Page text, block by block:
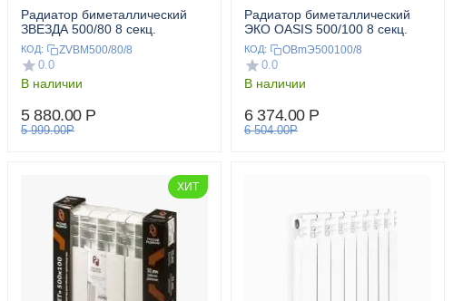
Радиатор биметаллический
ЗВЕЗДА 500/80 8 секц.
КОД: ZVBM500/80/8
0.0
В наличии
5 880.00 Р
5 999.00Р
Радиатор биметаллический
ЭКО OASIS 500/100 8 секц.
КОД: OBmЭ500100/8
0.0
В наличии
6 374.00 Р
6 504.00Р
ХИТ